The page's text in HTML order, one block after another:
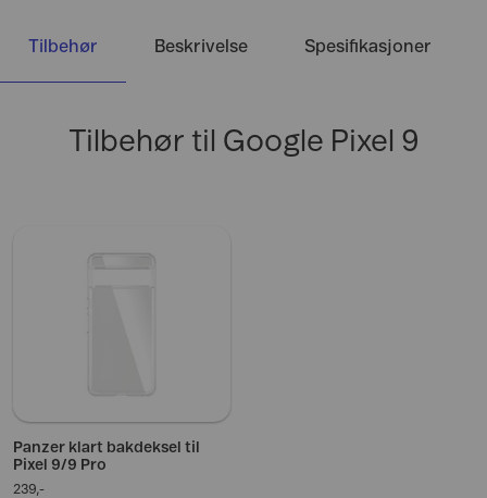
Tilbehør Beskrivelse Spesifikasjoner
Tilbehør til Google Pixel 9
Panzer klart bakdeksel til
Pixel 9/9 Pro
239,-